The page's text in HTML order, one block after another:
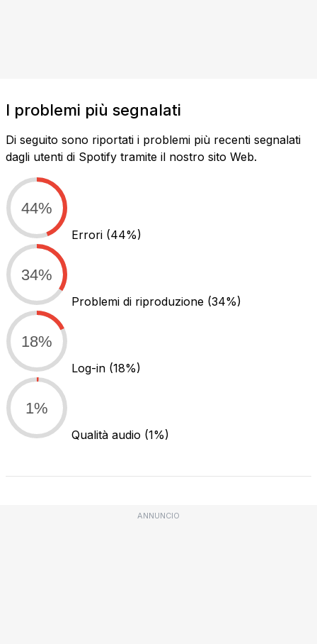
I problemi più segnalati
Di seguito sono riportati i problemi più recenti segnalati
dagli utenti di Spotify tramite il nostro sito Web.
44%
Errori (44%)
34%
Problemi di riproduzione (34%)
18%
Log-in (18%)
1%
Qualità audio (1%)
ANNUNCIO